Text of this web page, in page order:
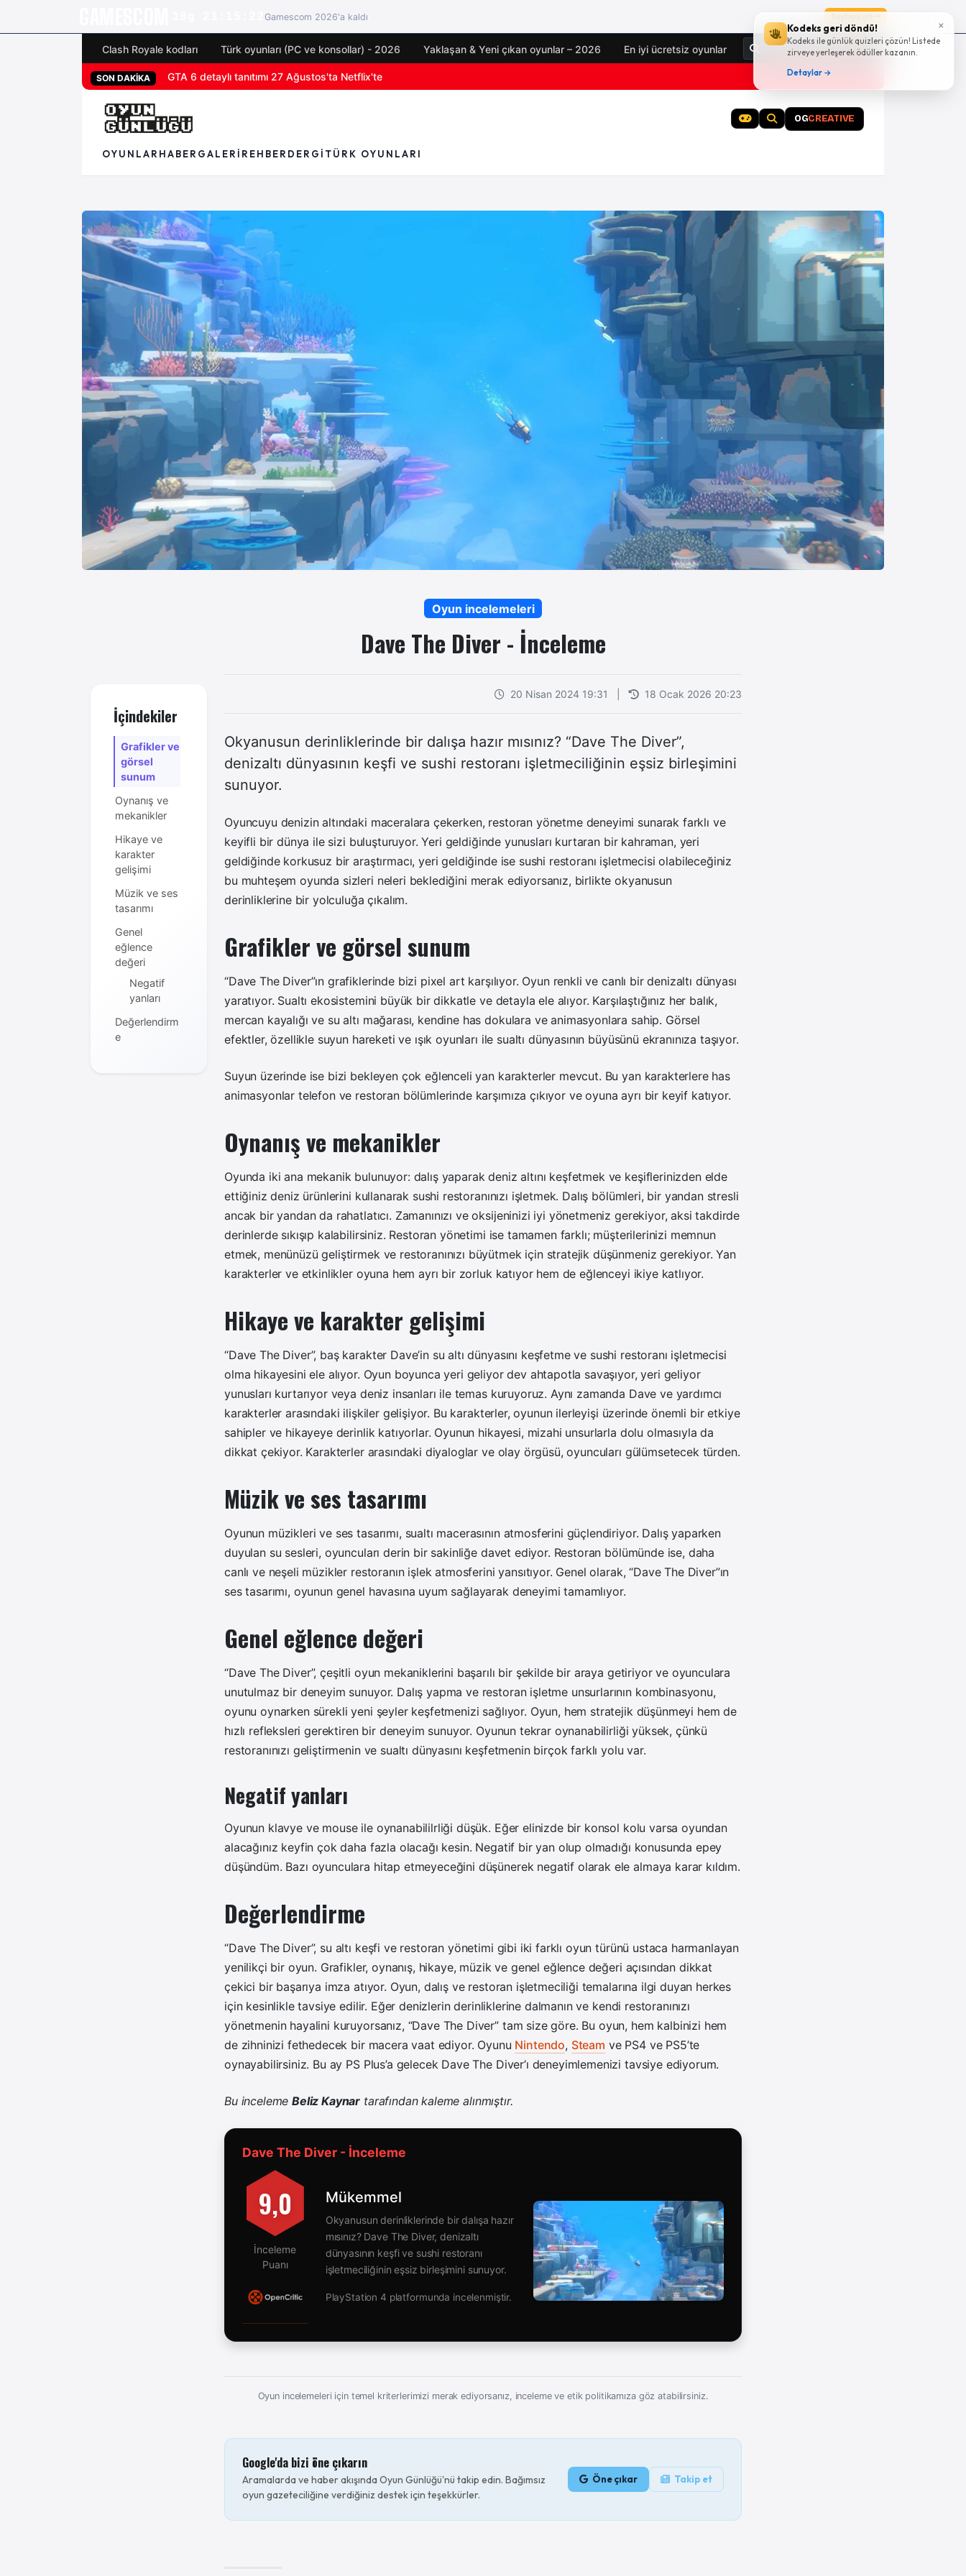
×
Kodeks geri döndü!
Kodeks ile günlük quizleri çözün! Listede
zirveye yerleşerek ödüller kazanın.
Detaylar →
Gamescom 2026'a kaldı
Clash Royale kodları Türk oyunları (PC ve konsollar) - 2026 Yaklaşan & Yeni çıkan oyunlar – 2026 En iyi ücretsiz oyunlar Giriş Yap
SON DAKİKA San Diego Comic-Con 2026 tüm oyun duyuruları
OGCREATIVE
OYUNLAR HABER GALERI REHBER DERGI TÜRK OYUNLARI
İçindekiler
Grafikler ve
görsel
sunum
Oynanış ve
mekanikler
Hikaye ve
karakter
gelişimi
Müzik ve ses
tasarımı
Genel
eğlence
değeri
Negatif
yanları
Değerlendirm
e
Oyun incelemeleri
Dave The Diver - İnceleme
20 Nisan 2024 19:31 18 Ocak 2026 20:23
Okyanusun derinliklerinde bir dalışa hazır mısınız? “Dave The Diver”,
denizaltı dünyasının keşfi ve sushi restoranı işletmeciliğinin eşsiz birleşimini
sunuyor.
Oyuncuyu denizin altındaki maceralara çekerken, restoran yönetme deneyimi sunarak farklı ve
keyifli bir dünya ile sizi buluşturuyor. Yeri geldiğinde yunusları kurtaran bir kahraman, yeri
geldiğinde korkusuz bir araştırmacı, yeri geldiğinde ise sushi restoranı işletmecisi olabileceğiniz
bu muhteşem oyunda sizleri neleri beklediğini merak ediyorsanız, birlikte okyanusun
derinliklerine bir yolculuğa çıkalım.
Grafikler ve görsel sunum
“Dave The Diver”ın grafiklerinde bizi pixel art karşılıyor. Oyun renkli ve canlı bir denizaltı dünyası
yaratıyor. Sualtı ekosistemini büyük bir dikkatle ve detayla ele alıyor. Karşılaştığınız her balık,
mercan kayalığı ve su altı mağarası, kendine has dokulara ve animasyonlara sahip. Görsel
efektler, özellikle suyun hareketi ve ışık oyunları ile sualtı dünyasının büyüsünü ekranınıza taşıyor.
Suyun üzerinde ise bizi bekleyen çok eğlenceli yan karakterler mevcut. Bu yan karakterlere has
animasyonlar telefon ve restoran bölümlerinde karşımıza çıkıyor ve oyuna ayrı bir keyif katıyor.
Oynanış ve mekanikler
Oyunda iki ana mekanik bulunuyor: dalış yaparak deniz altını keşfetmek ve keşiflerinizden elde
ettiğiniz deniz ürünlerini kullanarak sushi restoranınızı işletmek. Dalış bölümleri, bir yandan stresli
ancak bir yandan da rahatlatıcı. Zamanınızı ve oksijeninizi iyi yönetmeniz gerekiyor, aksi takdirde
derinlerde sıkışıp kalabilirsiniz. Restoran yönetimi ise tamamen farklı; müşterilerinizi memnun
etmek, menünüzü geliştirmek ve restoranınızı büyütmek için stratejik düşünmeniz gerekiyor. Yan
karakterler ve etkinlikler oyuna hem ayrı bir zorluk katıyor hem de eğlenceyi ikiye katlıyor.
Hikaye ve karakter gelişimi
“Dave The Diver”, baş karakter Dave’in su altı dünyasını keşfetme ve sushi restoranı işletmecisi
olma hikayesini ele alıyor. Oyun boyunca yeri geliyor dev ahtapotla savaşıyor, yeri geliyor
yunusları kurtarıyor veya deniz insanları ile temas kuruyoruz. Aynı zamanda Dave ve yardımcı
karakterler arasındaki ilişkiler gelişiyor. Bu karakterler, oyunun ilerleyişi üzerinde önemli bir etkiye
sahipler ve hikayeye derinlik katıyorlar. Oyunun hikayesi, mizahi unsurlarla dolu olmasıyla da
dikkat çekiyor. Karakterler arasındaki diyaloglar ve olay örgüsü, oyuncuları gülümsetecek türden.
Müzik ve ses tasarımı
Oyunun müzikleri ve ses tasarımı, sualtı macerasının atmosferini güçlendiriyor. Dalış yaparken
duyulan su sesleri, oyuncuları derin bir sakinliğe davet ediyor. Restoran bölümünde ise, daha
canlı ve neşeli müzikler restoranın işlek atmosferini yansıtıyor. Genel olarak, “Dave The Diver”ın
ses tasarımı, oyunun genel havasına uyum sağlayarak deneyimi tamamlıyor.
Genel eğlence değeri
“Dave The Diver”, çeşitli oyun mekaniklerini başarılı bir şekilde bir araya getiriyor ve oyunculara
unutulmaz bir deneyim sunuyor. Dalış yapma ve restoran işletme unsurlarının kombinasyonu,
oyunu oynarken sürekli yeni şeyler keşfetmenizi sağlıyor. Oyun, hem stratejik düşünmeyi hem de
hızlı refleksleri gerektiren bir deneyim sunuyor. Oyunun tekrar oynanabilirliği yüksek, çünkü
restoranınızı geliştirmenin ve sualtı dünyasını keşfetmenin birçok farklı yolu var.
Negatif yanları
Oyunun klavye ve mouse ile oynanabililrliği düşük. Eğer elinizde bir konsol kolu varsa oyundan
alacağınız keyfin çok daha fazla olacağı kesin. Negatif bir yan olup olmadığı konusunda epey
düşündüm. Bazı oyunculara hitap etmeyeceğini düşünerek negatif olarak ele almaya karar kıldım.
Değerlendirme
“Dave The Diver”, su altı keşfi ve restoran yönetimi gibi iki farklı oyun türünü ustaca harmanlayan
yenilikçi bir oyun. Grafikler, oynanış, hikaye, müzik ve genel eğlence değeri açısından dikkat
çekici bir başarıya imza atıyor. Oyun, dalış ve restoran işletmeciliği temalarına ilgi duyan herkes
için kesinlikle tavsiye edilir. Eğer denizlerin derinliklerine dalmanın ve kendi restoranınızı
yönetmenin hayalini kuruyorsanız, “Dave The Diver” tam size göre. Bu oyun, hem kalbinizi hem
de zihninizi fethedecek bir macera vaat ediyor. Oyunu Nintendo, Steam ve PS4 ve PS5’te
oynayabilirsiniz. Bu ay PS Plus’a gelecek Dave The Diver’ı deneyimlemenizi tavsiye ediyorum.
Bu incelemeBeliz Kaynar tarafından kaleme alınmıştır.
Dave The Diver - İnceleme
9,0
İnceleme
Puanı
Mükemmel
Okyanusun derinliklerinde bir dalışa hazır
mısınız? Dave The Diver, denizaltı
dünyasının keşfi ve sushi restoranı
işletmeciliğinin eşsiz birleşimini sunuyor.
PlayStation 4 platformunda incelenmiştir.
Oyun incelemeleri için temel kriterlerimizi merak ediyorsanız, inceleme ve etik politikamıza göz atabilirsiniz.
Google'da bizi öne çıkarın
Aramalarda ve haber akışında Oyun Günlüğü'nü takip edin. Bağımsız
oyun gazeteciliğine verdiğiniz destek için teşekkürler.
Öne çıkar Takip et